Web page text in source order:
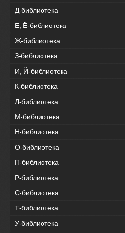
Д-библиотека
Е, Ё-библиотека
Ж-библиотека
З-библиотека
И, Й-библиотека
К-библиотека
Л-библиотека
М-библиотека
Н-библиотека
О-библиотека
П-библиотека
Р-библиотека
С-библиотека
Т-библиотека
У-библиотека